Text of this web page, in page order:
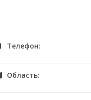
Телефон:
Область: